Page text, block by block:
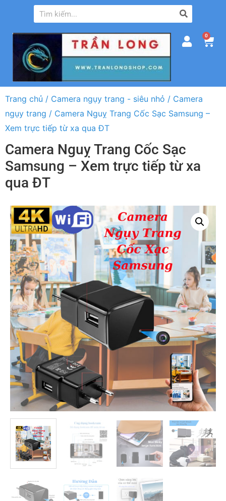
0
Trang chủ / Camera ngụy trang - siêu nhỏ / Camera
ngụy trang / Camera Nguỵ Trang Cốc Sạc Samsung –
Xem trực tiếp từ xa qua ĐT
Camera Nguỵ Trang Cốc Sạc
Samsung – Xem trực tiếp từ xa
qua ĐT